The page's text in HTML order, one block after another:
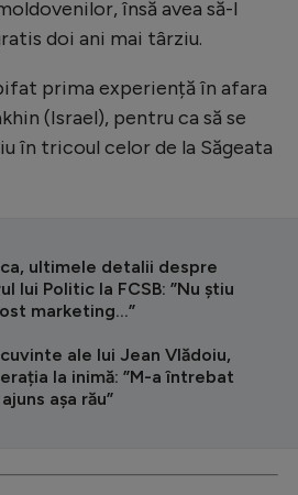
însă avea să-l
doi ani mai târziu.
prima experiență în afara
(Israel), pentru ca să se
în tricoul celor de la Săgeata
ultimele detalii despre
lui Politic la FCSB: ”Nu știu
marketing...”
ale lui Jean Vlădoiu,
la inimă: ”M-a întrebat
așa rău”